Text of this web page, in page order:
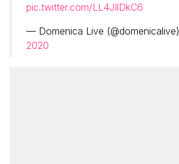
pic.twitter.com/LL4JIlDkC6
— Domenica Live (@domenicalive)
2020